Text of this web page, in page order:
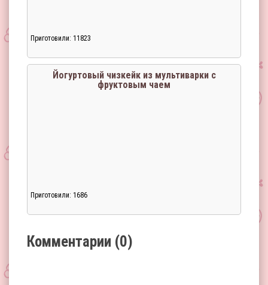
Приготовили: 11823
Йогуртовый чизкейк из мультиварки с
фруктовым чаем
Приготовили: 1686
Комментарии (0)